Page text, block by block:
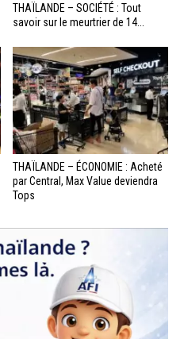
THAÏLANDE – SOCIÉTÉ : Tout
savoir sur le meurtrier de 14...
THAÏLANDE – ÉCONOMIE : Acheté
par Central, Max Value deviendra
Tops